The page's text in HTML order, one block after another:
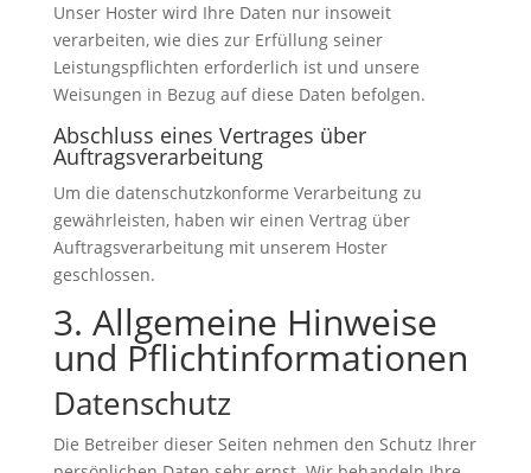
Unser Hoster wird Ihre Daten nur insoweit
verarbeiten, wie dies zur Erfüllung seiner
Leistungspflichten erforderlich ist und unsere
Weisungen in Bezug auf diese Daten befolgen.
Abschluss eines Vertrages über
Auftragsverarbeitung
Um die datenschutzkonforme Verarbeitung zu
gewährleisten, haben wir einen Vertrag über
Auftragsverarbeitung mit unserem Hoster
geschlossen.
3. Allgemeine Hinweise
und Pflichtinformationen
Datenschutz
Die Betreiber dieser Seiten nehmen den Schutz Ihrer